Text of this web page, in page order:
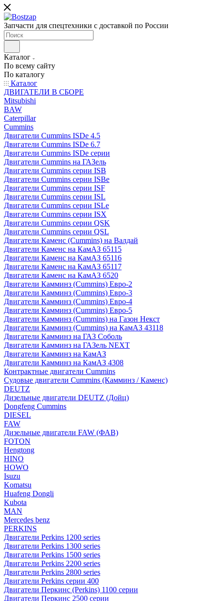
Запчасти для спецтехники с доставкой по России
Каталог
По всему сайту
По каталогу
Каталог
ДВИГАТЕЛИ В СБОРЕ
Mitsubishi
BAW
Caterpillar
Cummins
Двигатели Cummins ISDe 4.5
Двигатели Cummins ISDe 6.7
Двигатели Cummins ISDe серии
Двигатели Cummins на ГАЗель
Двигатели Cummins серии ISB
Двигатели Cummins серии ISBe
Двигатели Cummins серии ISF
Двигатели Cummins серии ISL
Двигатели Cummins серии ISLe
Двигатели Cummins серии ISX
Двигатели Cummins серии QSK
Двигатели Cummins серии QSL
Двигатели Каменс (Cummins) на Валдай
Двигатели Каменс на КамАЗ 65115
Двигатели Каменс на КамАЗ 65116
Двигатели Каменс на КамАЗ 65117
Двигатели Каменс на КамАЗ 6520
Двигатели Камминз (Cummins) Евро-2
Двигатели Камминз (Cummins) Евро-3
Двигатели Камминз (Cummins) Евро-4
Двигатели Камминз (Cummins) Евро-5
Двигатели Камминз (Cummins) на Газон Некст
Двигатели Камминз (Cummins) на КамАЗ 43118
Двигатели Камминз на ГАЗ Соболь
Двигатели Камминз на ГАЗель NEXT
Двигатели Камминз на КамАЗ
Двигатели Камминз на КамАЗ 4308
Контрактные двигатели Cummins
Судовые двигатели Cummins (Камминз / Каменс)
DEUTZ
Дизельные двигатели DEUTZ (Дойц)
Dongfeng Cummins
DIESEL
FAW
Дизельные двигатели FAW (ФАВ)
FOTON
Hengtong
HINO
HOWO
Isuzu
Komatsu
Huafeng Dongli
Kubota
MAN
Mercedes benz
PERKINS
Двигатели Perkins 1200 series
Двигатели Perkins 1300 series
Двигатели Perkins 1500 series
Двигатели Perkins 2200 series
Двигатели Perkins 2800 series
Двигатели Perkins серии 400
Двигатели Перкинс (Perkins) 1100 серии
Двигатели Перкинс 2500 серии